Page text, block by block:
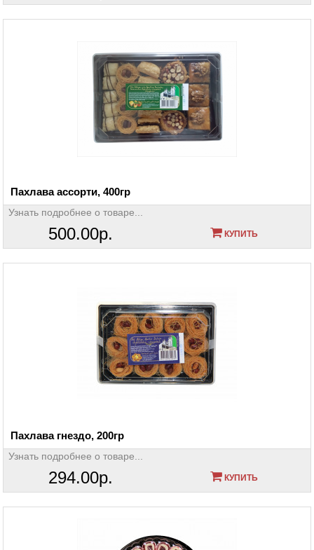
Пахлава ассорти, 400гр
Узнать подробнее о товаре...
500.00р. КУПИТЬ
Пахлава гнездо, 200гр
Узнать подробнее о товаре...
294.00р. КУПИТЬ